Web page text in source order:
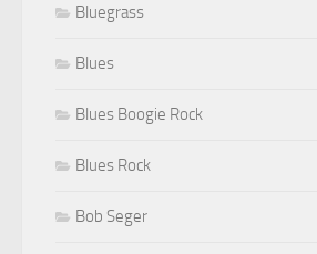
Bluegrass
Blues
Blues Boogie Rock
Blues Rock
Bob Seger